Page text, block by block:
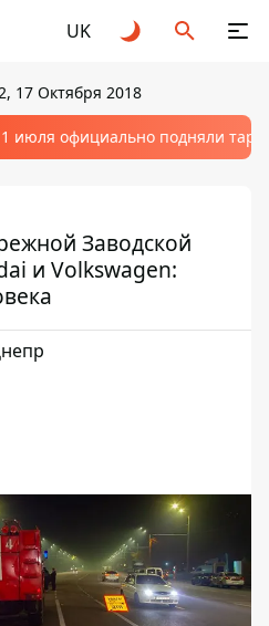
UK
17 Октября 2018
июля официально подняли
Заводской
и Volkswagen: